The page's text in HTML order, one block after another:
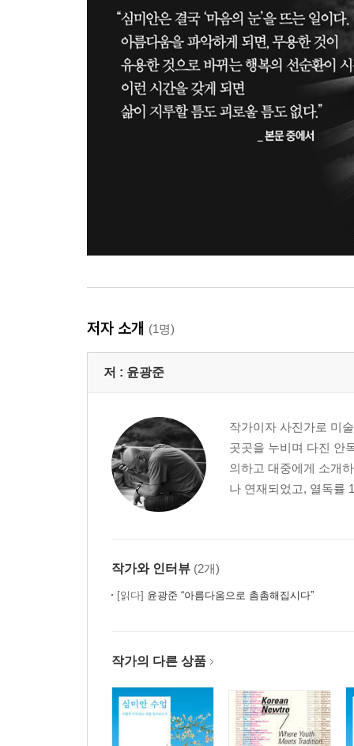
저자 소개 (1명)
저 : 윤광준
작가이자 사진가로 미
곳곳을 누비며 다진 안
의하고 대중에게 소개
나 연재되었고, 열독률
작가와 인터뷰 (2개)
[읽다] 윤광준 “아름다움으로 촘촘해집시다”
작가의 다른 상품